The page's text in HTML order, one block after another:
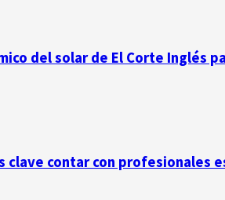
del solar de El Corte Inglés
clave contar con profesionales